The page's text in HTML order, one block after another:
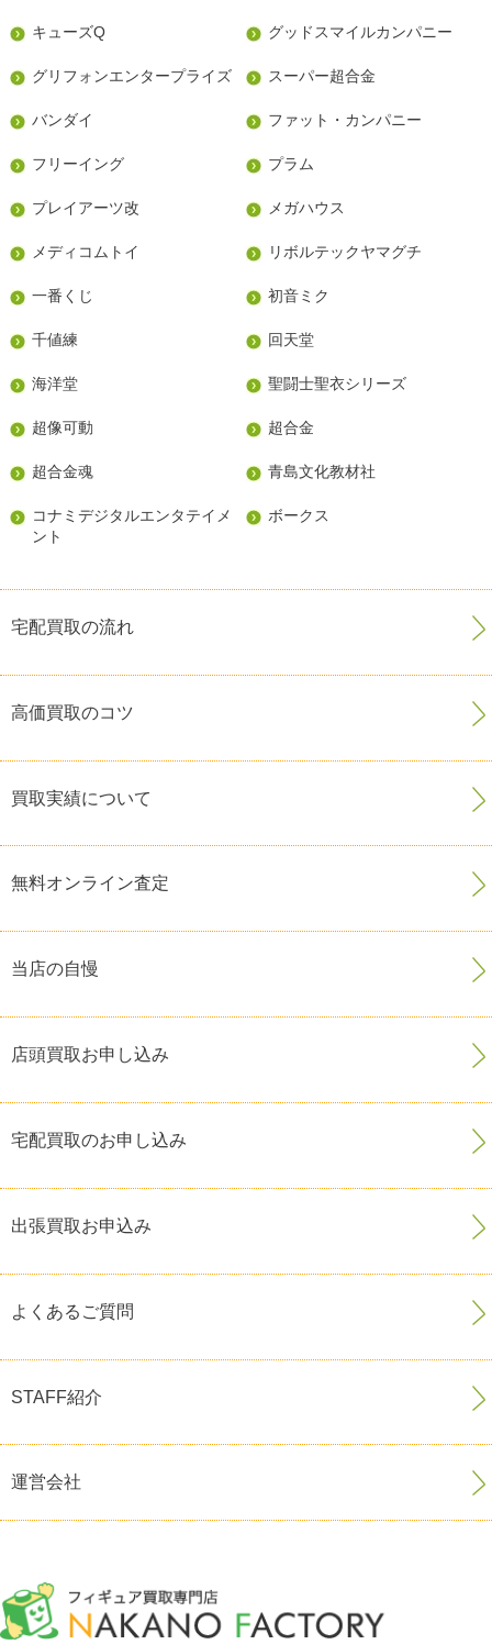
キューズQ グッドスマイルカンパニー
グリフォンエンタープライズ スーパー超合金
バンダイ ファット・カンパニー
フリーイング プラム
プレイアーツ改 メガハウス
メディコムトイ リボルテックヤマグチ
一番くじ 初音ミク
千値練 回天堂
海洋堂 聖闘士聖衣シリーズ
超像可動 超合金
超合金魂 青島文化教材社
コナミデジタルエンタテイメ
ント
ボークス
宅配買取の流れ
高価買取のコツ
買取実績について
無料オンライン査定
当店の自慢
店頭買取お申し込み
宅配買取のお申し込み
出張買取お申込み
よくあるご質問
STAFF紹介
運営会社